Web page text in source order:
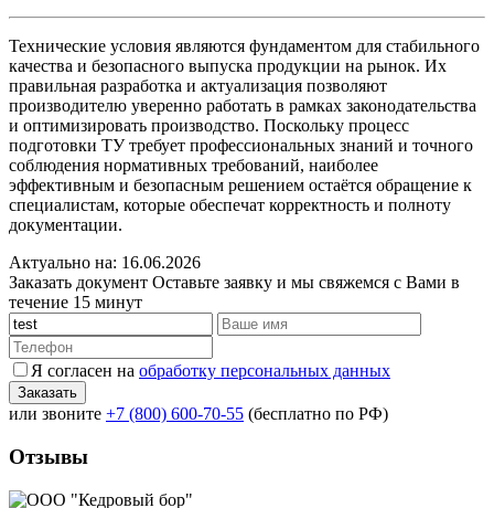
Технические условия являются фундаментом для стабильного
качества и безопасного выпуска продукции на рынок. Их
правильная разработка и актуализация позволяют
производителю уверенно работать в рамках законодательства
и оптимизировать производство. Поскольку процесс
подготовки ТУ требует профессиональных знаний и точного
соблюдения нормативных требований, наиболее
эффективным и безопасным решением остаётся обращение к
специалистам, которые обеспечат корректность и полноту
документации.
Актуально на: 16.06.2026
Заказать документ Оставьте заявку и мы свяжемся с Вами в
течение 15 минут
Я согласен на обработку персональных данных
или звоните +7 (800) 600-70-55 (бесплатно по РФ)
Отзывы